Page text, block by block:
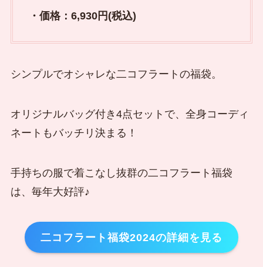
・価格：6,930円(税込)
シンプルでオシャレな二コフラートの福袋。
オリジナルバッグ付き4点セットで、全身コーディ
ネートもバッチリ決まる！
手持ちの服で着こなし抜群の二コフラート福袋
は、毎年大好評♪
二コフラート福袋2024の詳細を見る